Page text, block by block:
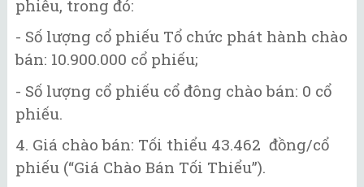
phiếu, trong đó:
- Số lượng cổ phiếu Tổ chức phát hành chào
bán: 10.900.000 cổ phiếu;
- Số lượng cổ phiếu cổ đông chào bán: 0 cổ
phiếu.
4. Giá chào bán: Tối thiểu 43.462 đồng/cổ
phiếu (“Giá Chào Bán Tối Thiểu”).